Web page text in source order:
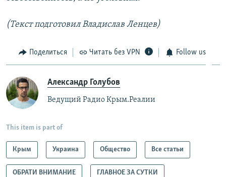
(Текст подготовил Владислав Ленцев)
Поделиться Читать без VPN Follow us
Александр Голубов
Ведущий Радио Крым.Реалии
This item is part of
Крым Украина Общество Все статьи
ОБРАТИ ВНИМАНИЕ ГЛАВНОЕ ЗА СУТКИ